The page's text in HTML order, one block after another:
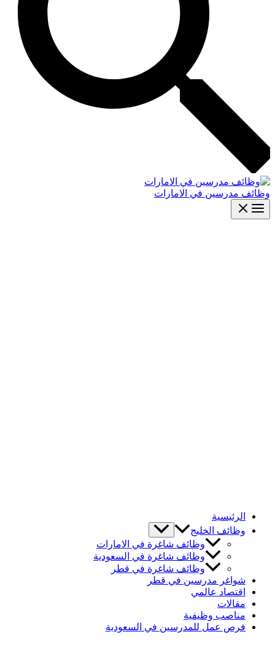
وظائف مدرسين في الامارات
الرئيسية
وظائف الخليج
وظائف شاغرة في الامارات
وظائف شاغرة في السعودية
وظائف شاغرة في قطر
شواغر مدرسين في قطر
اقتصاد عالمي
مقالات
مناصب وظيفية
فرص عمل للمدرسين في السعودية